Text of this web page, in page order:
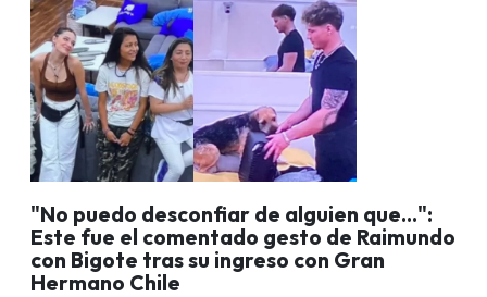
"No puedo desconfiar de alguien que...":
Este fue el comentado gesto de Raimundo
con Bigote tras su ingreso con Gran
Hermano Chile